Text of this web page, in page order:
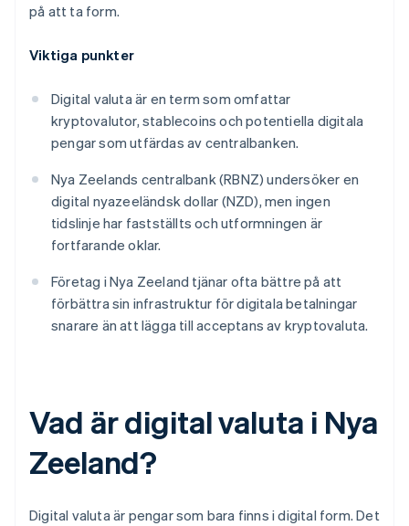
på att ta form.
Viktiga punkter
Digital valuta är en term som omfattar
kryptovalutor, stablecoins och potentiella digitala
pengar som utfärdas av centralbanken.
Nya Zeelands centralbank (RBNZ) undersöker en
digital nyazeeländsk dollar (NZD), men ingen
tidslinje har fastställts och utformningen är
fortfarande oklar.
Företag i Nya Zeeland tjänar ofta bättre på att
förbättra sin infrastruktur för digitala betalningar
snarare än att lägga till acceptans av kryptovaluta.
Vad är digital valuta i Nya
Zeeland?
Digital valuta är pengar som bara finns i digital form. Det